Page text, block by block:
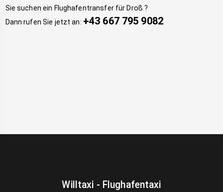
Sie suchen ein Flughafentransfer für Droß ?
Dann rufen Sie jetzt an: +43 667 795 9082
Willtaxi - Flughafentaxi